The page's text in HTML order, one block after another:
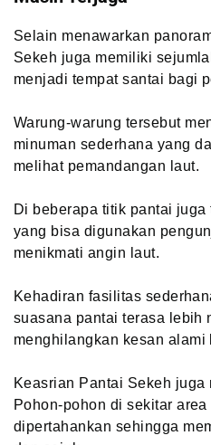
Selain menawarkan
Sekeh juga memiliki
menjadi tempat santai bagi
Warung-warung tersebut
minuman sederhana yang
melihat pemandangan laut.
Di beberapa titik pantai juga
yang bisa digunakan
menikmati angin laut.
Kehadiran fasilitas
suasana pantai terasa lebih
menghilangkan kesan alami
Keasrian Pantai Sekeh juga
Pohon-pohon di sekitar
dipertahankan sehingga